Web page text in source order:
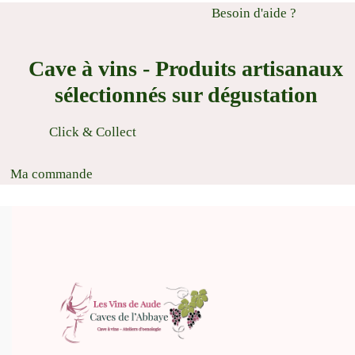
Besoin d'aide ?
Cave à vins - Produits artisanaux
sélectionnés sur dégustation
Click & Collect
Ma commande